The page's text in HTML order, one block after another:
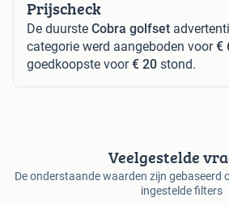
Prijscheck
De duurste Cobra golfset
categorie werd aangeboden voor€
goedkoopste voor€ 20 stond.
Veelgestelde
De onderstaande waarden zijn gebaseerd
ingestelde filters